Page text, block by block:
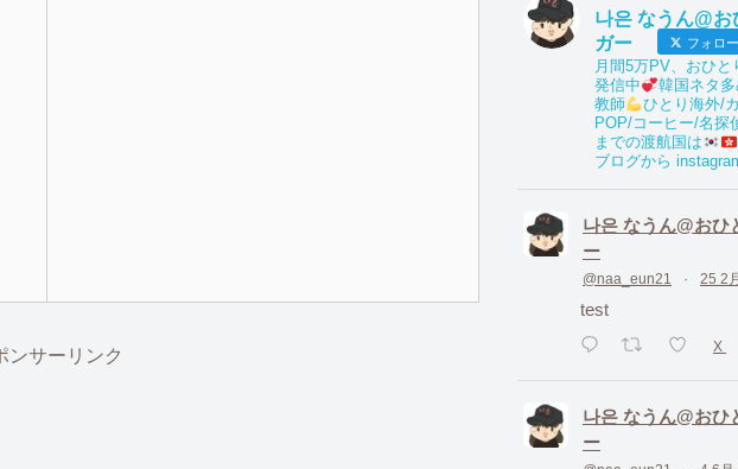
ンサーリンク
나은 なうん@
ガー
フォロー
月間5万PV、おひ
発信中
韓国ネタ多
教師
ひとり海外/
POP/コーヒー/名探
までの渡航国は
ブログから
나은 なうん@おひ
ー
@naa_eun21 · 25 2月
test
X
나은 なうん@おひ
ー